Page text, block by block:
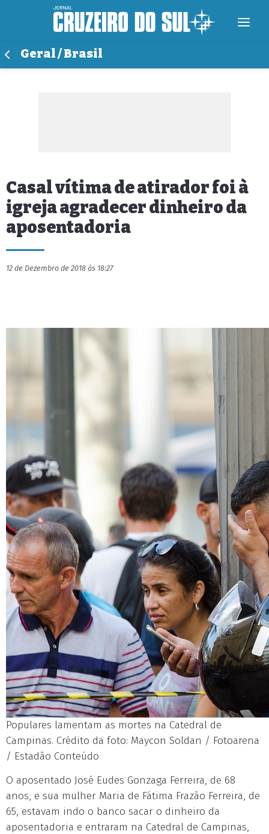
Geral / Brasil
Casal vítima de atirador foi à
igreja agradecer dinheiro da
aposentadoria
12 de Dezembro de 2018 às 18:27
Populares lamentam as mortes na Catedral de
Campinas. Crédito da foto: Maycon Soldan / Fotoarena
/ Estadão Conteúdo
O aposentado José Eudes Gonzaga Ferreira, de 68
anos, e sua mulher Maria de Fátima Frazão Ferreira, de
65, estavam indo o banco sacar o dinheiro da
aposentadoria e entraram na Catedral de Campinas,